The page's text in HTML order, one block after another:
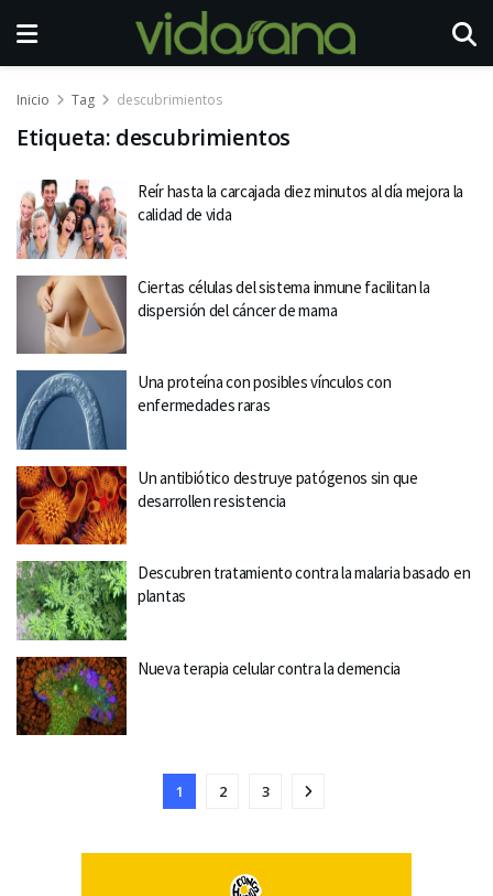
Inicio Tag descubrimientos
Etiqueta: descubrimientos
Reír hasta la carcajada diez minutos al día mejora la
calidad de vida
Ciertas células del sistema inmune facilitan la
dispersión del cáncer de mama
Una proteína con posibles vínculos con
enfermedades raras
Un antibiótico destruye patógenos sin que
desarrollen resistencia
Descubren tratamiento contra la malaria basado en
plantas
Nueva terapia celular contra la demencia
1 2 3